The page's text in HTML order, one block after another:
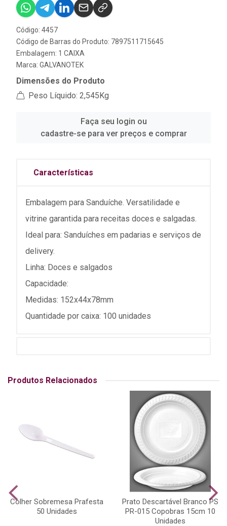
Código: 4457
Código de Barras do Produto: 7897511715645
Embalagem: 1 CAIXA
Marca: GALVANOTEK
Dimensões do Produto
Peso Líquido: 2,545Kg
Faça seu login ou
cadastre-se para ver preços e comprar
Características
Embalagem para Sanduíche. Versatilidade e
vitrine garantida para receitas doces e salgadas.
Ideal para: Sanduíches em padarias e serviços de
delivery.
Linha: Doces e salgados
Capacidade:
Medidas: 152x44x78mm
Quantidade por caixa: 100 unidades
Produtos Relacionados
Colher Sobremesa Prafesta
50 Unidades
Prato Descartável Branco PS
PR-015 Copobras 15cm 10
Unidades